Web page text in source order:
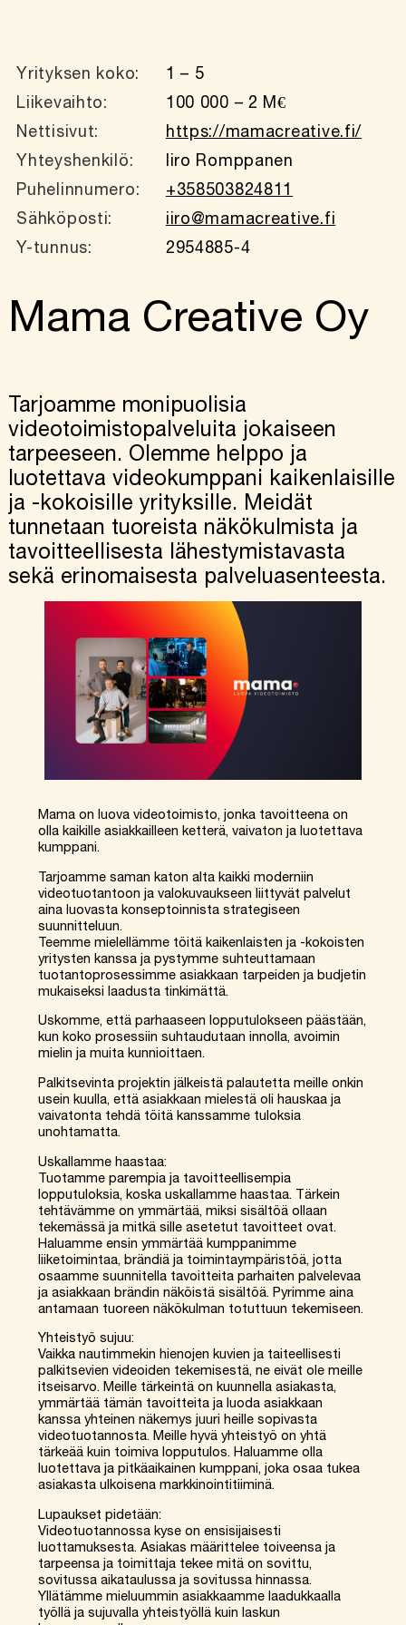
Yrityksen koko:
1 – 5
Liikevaihto:
100 000 – 2 M€
Nettisivut:
https://mamacreative.fi/
Yhteyshenkilö:
Iiro Romppanen
Puhelinnumero:
+358503824811
Sähköposti:
iiro@mamacreative.fi
Y-tunnus:
2954885-4
Mama Creative Oy
Tarjoamme monipuolisia
videotoimistopalveluita jokaiseen
tarpeeseen. Olemme helppo ja
luotettava videokumppani kaikenlaisille
ja -kokoisille yrityksille. Meidät
tunnetaan tuoreista näkökulmista ja
tavoitteellisesta lähestymistavasta
sekä erinomaisesta palveluasenteesta.
Mama on luova videotoimisto, jonka tavoitteena on
olla kaikille asiakkailleen ketterä, vaivaton ja luotettava
kumppani.
Tarjoamme saman katon alta kaikki moderniin
videotuotantoon ja valokuvaukseen liittyvät palvelut
aina luovasta konseptoinnista strategiseen
suunnitteluun.
Teemme mielellämme töitä kaikenlaisten ja -kokoisten
yritysten kanssa ja pystymme suhteuttamaan
tuotantoprosessimme asiakkaan tarpeiden ja budjetin
mukaiseksi laadusta tinkimättä.
Uskomme, että parhaaseen lopputulokseen päästään,
kun koko prosessiin suhtaudutaan innolla, avoimin
mielin ja muita kunnioittaen.
Palkitsevinta projektin jälkeistä palautetta meille onkin
usein kuulla, että asiakkaan mielestä oli hauskaa ja
vaivatonta tehdä töitä kanssamme tuloksia
unohtamatta.
Uskallamme haastaa:
Tuotamme parempia ja tavoitteellisempia
lopputuloksia, koska uskallamme haastaa. Tärkein
tehtävämme on ymmärtää, miksi sisältöä ollaan
tekemässä ja mitkä sille asetetut tavoitteet ovat.
Haluamme ensin ymmärtää kumppanimme
liiketoimintaa, brändiä ja toimintaympäristöä, jotta
osaamme suunnitella tavoitteita parhaiten palvelevaa
ja asiakkaan brändin näköistä sisältöä. Pyrimme aina
antamaan tuoreen näkökulman totuttuun tekemiseen.
Yhteistyö sujuu:
Vaikka nautimmekin hienojen kuvien ja taiteellisesti
palkitsevien videoiden tekemisestä, ne eivät ole meille
itseisarvo. Meille tärkeintä on kuunnella asiakasta,
ymmärtää tämän tavoitteita ja luoda asiakkaan
kanssa yhteinen näkemys juuri heille sopivasta
videotuotannosta. Meille hyvä yhteistyö on yhtä
tärkeää kuin toimiva lopputulos. Haluamme olla
luotettava ja pitkäaikainen kumppani, joka osaa tukea
asiakasta ulkoisena markkinointitiiminä.
Lupaukset pidetään:
Videotuotannossa kyse on ensisijaisesti
luottamuksesta. Asiakas määrittelee toiveensa ja
tarpeensa ja toimittaja tekee mitä on sovittu,
sovitussa aikataulussa ja sovitussa hinnassa.
Yllätämme mieluummin asiakkaamme laadukkaalla
työllä ja sujuvalla yhteistyöllä kuin laskun